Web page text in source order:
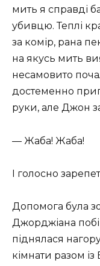
мить я справді
убивцю. Теплі
за комір, рана
на якусь мить
несамовито
достеменно
руки, але Джон
— Жаба! Жаба!
І голосно
Допомога була
Джорджіана
піднялася
кімнати разом із